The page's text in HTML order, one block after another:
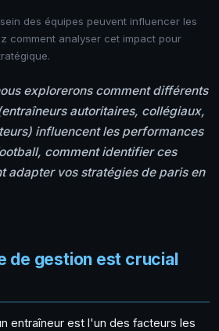
des équipes peuvent influencer les
comment analyser cet impact pour
explorerons comment différents
autoritaires, collégiaux,
influencent les performances
comment identifier ces
adapter vos stratégies de paris en
de gestion est crucial
entraîneur est l'un des facteurs les